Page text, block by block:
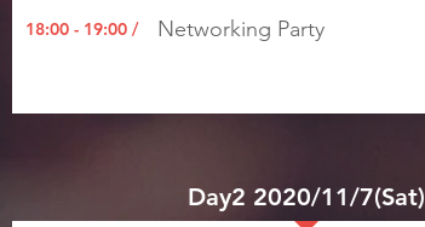
18:00 - 19:00 / Networking Party
Day2 2020/11/7(Sat)